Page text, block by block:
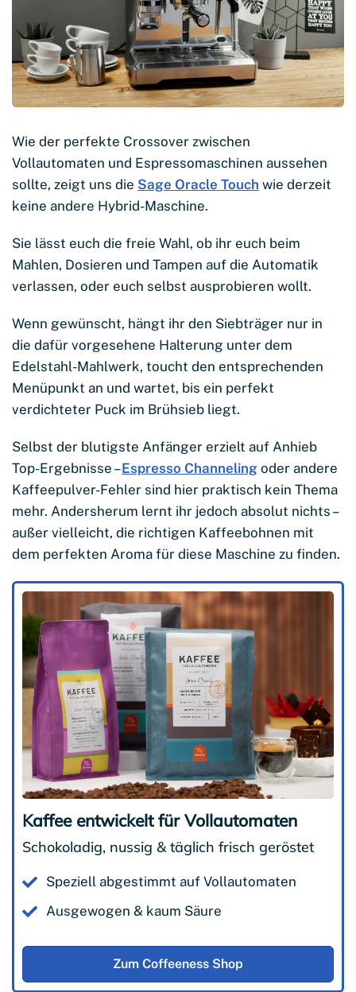
Wie der perfekte Crossover zwischen
Vollautomaten und Espressomaschinen aussehen
sollte, zeigt uns die Sage Oracle Touch wie derzeit
keine andere Hybrid-Maschine.
Sie lässt euch die freie Wahl, ob ihr euch beim
Mahlen, Dosieren und Tampen auf die Automatik
verlassen, oder euch selbst ausprobieren wollt.
Wenn gewünscht, hängt ihr den Siebträger nur in
die dafür vorgesehene Halterung unter dem
Edelstahl-Mahlwerk, toucht den entsprechenden
Menüpunkt an und wartet, bis ein perfekt
verdichteter Puck im Brühsieb liegt.
Selbst der blutigste Anfänger erzielt auf Anhieb
Top-Ergebnisse –Espresso Channeling oder andere
Kaffeepulver-Fehler sind hier praktisch kein Thema
mehr. Andersherum lernt ihr jedoch absolut nichts –
außer vielleicht, die richtigen Kaffeebohnen mit
dem perfekten Aroma für diese Maschine zu finden.
Kaffee entwickelt für Vollautomaten
Schokoladig, nussig & täglich frisch geröstet
Speziell abgestimmt auf Vollautomaten
Ausgewogen & kaum Säure
Zum Coffeeness Shop